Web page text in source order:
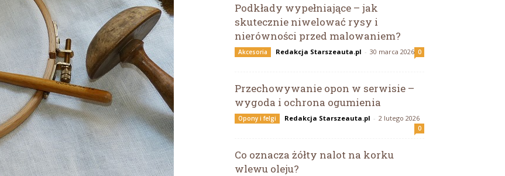
Podkłady wypełniające – jak
skutecznie niwelować rysy i
nierówności przed malowaniem?
Akcesoria Redakcja Starszeauta.pl - 30 marca 2026 0
Przechowywanie opon w serwisie –
wygoda i ochrona ogumienia
Opony i felgi Redakcja Starszeauta.pl - 2 lutego 2026
0
Co oznacza żółty nalot na korku
wlewu oleju?